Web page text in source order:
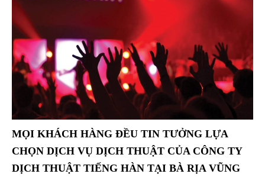
MỌI KHÁCH HÀNG ĐỀU TIN TƯỞNG LỰA
CHỌN DỊCH VỤ DỊCH THUẬT CỦA CÔNG TY
DỊCH THUẬT TIẾNG HÀN TẠI BÀ RỊA VŨNG